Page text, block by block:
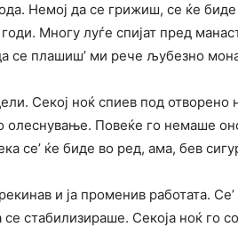
Немој да се грижиш, се ќе
Многу луѓе спијат пред
се плашиш’ ми рече љубезно
Секој ноќ спиев под отворено
олеснување. Повеќе го немаше
се’ ќе биде во ред, ама, бев
и ја променив работата.
се стабилизираше. Секоја ноќ го